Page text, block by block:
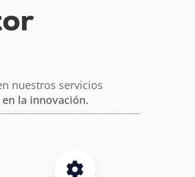
nuestros servicios
la innovación.